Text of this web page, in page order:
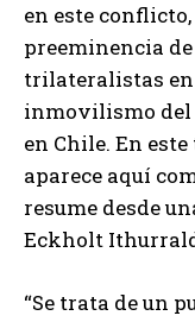
en este
preeminencia
trilateralistas
inmovilismo
en Chile. En
aparece aquí
resume desde
Eckholt
“Se trata de un